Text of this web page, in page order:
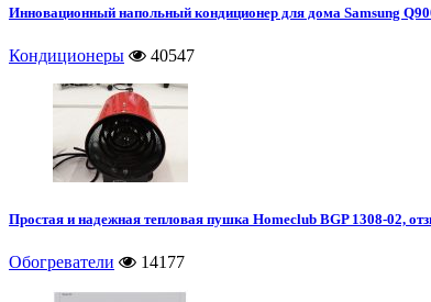
Инновационный напольный кондиционер для дома Samsung
Кондиционеры 40547
Простая и надежная тепловая пушка Homeclub BGP 1308-02,
Обогреватели 14177